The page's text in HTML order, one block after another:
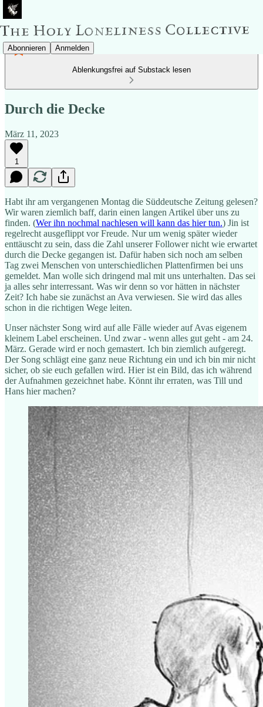
Abonnieren Anmelden
Ablenkungsfrei auf Substack lesen
Durch die Decke
März 11, 2023
1
Habt ihr am vergangenen Montag die Süddeutsche Zeitung gelesen?
Wir waren ziemlich baff, darin einen langen Artikel über uns zu
finden. (Wer ihn nochmal nachlesen will kann das hier tun.) Jin ist
regelrecht ausgeflippt vor Freude. Nur um wenig später wieder
enttäuscht zu sein, dass die Zahl unserer Follower nicht wie erwartet
durch die Decke gegangen ist. Dafür haben sich noch am selben
Tag zwei Menschen von unterschiedlichen Plattenfirmen bei uns
gemeldet. Man wolle sich dringend mal mit uns unterhalten. Das sei
ja alles sehr interressant. Was wir denn so vor hätten in nächster
Zeit? Ich habe sie zunächst an Ava verwiesen. Sie wird das alles
schon in die richtigen Wege leiten.
Unser nächster Song wird auf alle Fälle wieder auf Avas eigenem
kleinem Label erscheinen. Und zwar - wenn alles gut geht - am 24.
März. Gerade wird er noch gemastert. Ich bin ziemlich aufgeregt.
Der Song schlägt eine ganz neue Richtung ein und ich bin mir nicht
sicher, ob sie euch gefallen wird. Hier ist ein Bild, das ich während
der Aufnahmen gezeichnet habe. Könnt ihr erraten, was Till und
Hans hier machen?